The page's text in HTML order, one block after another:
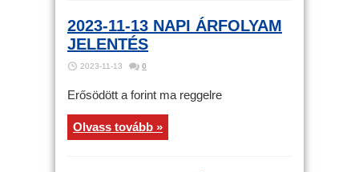
2023-11-13 NAPI ÁRFOLYAM
JELENTÉS
2023-11-13 0
Erősödött a forint ma reggelre
Olvass tovább »